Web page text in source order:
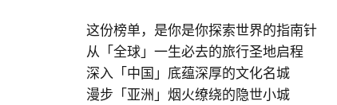
这份榜单，是你是你探索世界的指南针
从「全球」一生必去的旅行圣地启程
深入「中国」底蕴深厚的文化名城
漫步「亚洲」烟火缭绕的隐世小城